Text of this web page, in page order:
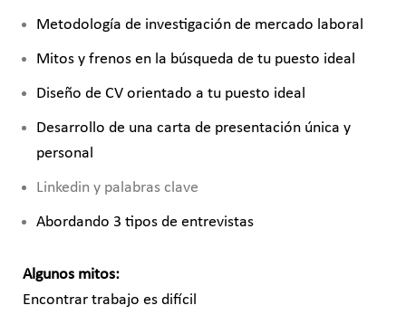
Metodología de investigación de mercado laboral
Mitos y frenos en la búsqueda de tu puesto ideal
Diseño de CV orientado a tu puesto ideal
Desarrollo de una carta de presentación única y
personal
Linkedin y palabras clave
Abordando 3 tipos de entrevistas
Algunos mitos:
Encontrar trabajo es difícil